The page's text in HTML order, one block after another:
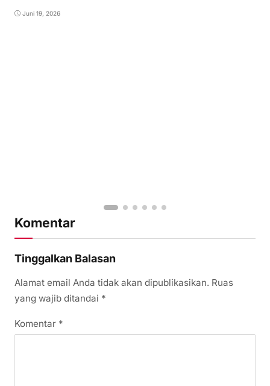
Juni 19, 2026
Komentar
Tinggalkan Balasan
Alamat email Anda tidak akan dipublikasikan. Ruas
yang wajib ditandai *
Komentar *